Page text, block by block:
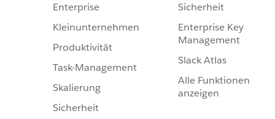
Enterprise
Kleinunternehmen
Produktivität
Task-Management
Skalierung
Sicherheit
Sicherheit
Enterprise Key
Management
Slack Atlas
Alle Funktionen
anzeigen